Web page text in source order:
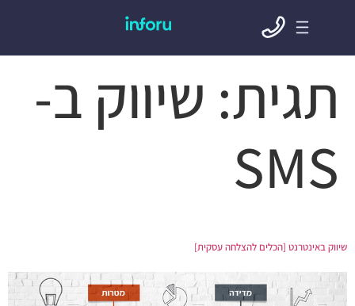
תגית: שיווק ב-
SMS
שיווק באינטרנט [הכלים להצלחה עסקית]